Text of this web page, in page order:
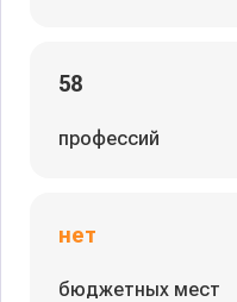
58
профессий
нет
бюджетных мест